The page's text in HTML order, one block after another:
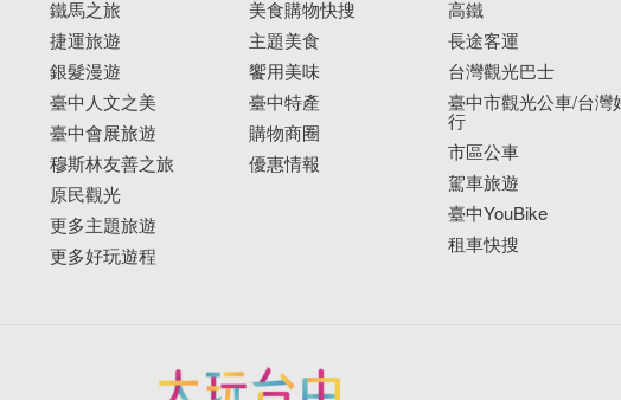
鐵馬之旅
捷運旅遊
銀髮漫遊
臺中人文之美
臺中會展旅遊
穆斯林友善之旅
原民觀光
更多主題旅遊
更多好玩遊程
美食購物快搜
主題美食
饗用美味
臺中特產
購物商圈
優惠情報
高鐵
長途客運
台灣觀光巴士
臺中市觀光公車/台灣
行
市區公車
駕車旅遊
臺中YouBike
租車快搜